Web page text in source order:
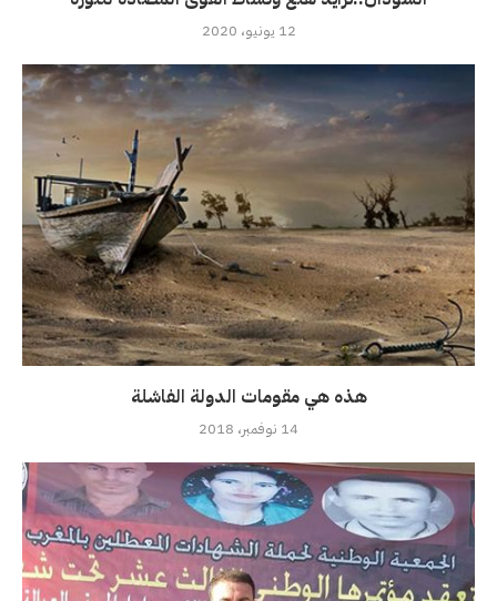
12 يونيو، 2020
هذه هي مقومات الدولة الفاشلة
14 نوفمبر، 2018